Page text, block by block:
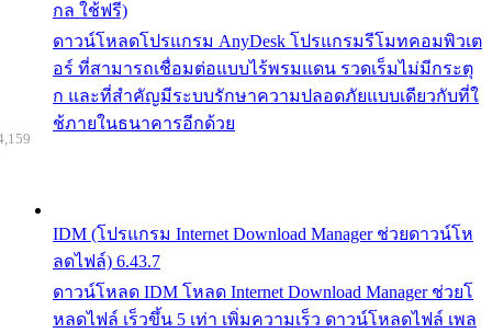
กล ใช้ฟรี)
ดาวน์โหลดโปรแกรม AnyDesk โปรแกรมรีโมทคอมพิวเต
อร์ ที่สามารถเชื่อมต่อแบบไร้พรมแดน รวดเร็มไม่มีกระตุ
ก และที่สำคัญมีระบบรักษาความปลอดภัยแบบเดียวกับที่ใ
ช้ภายในธนาคารอีกด้วย
IDM (โปรแกรม Internet Download Manager ช่วยดาวน์โห
ลดไฟล์) 6.43.7
ดาวน์โหลด IDM โหลด Internet Download Manager ช่วยโ
หลดไฟล์ เร็วขึ้น 5 เท่า เพิ่มความเร็ว ดาวน์โหลดไฟล์ เพล